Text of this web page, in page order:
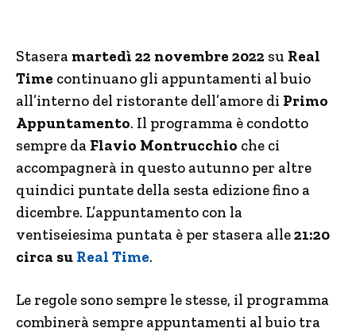
Stasera martedì 22 novembre 2022 su Real
Time continuano gli appuntamenti al buio
all’interno del ristorante dell’amore di Primo
Appuntamento. Il programma è condotto
sempre da Flavio Montrucchio che ci
accompagnerà in questo autunno per altre
quindici puntate della sesta edizione fino a
dicembre. L’appuntamento con la
ventiseiesima puntata è per stasera alle21:20
circa su Real Time.
Le regole sono sempre le stesse, il programma
combinerà sempre appuntamenti al buio tra